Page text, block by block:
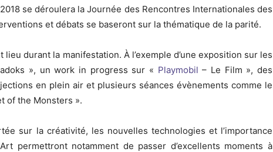
se déroulera la Journée des Rencontres Internationales des
et débats se baseront sur la thématique de la parité.
lieu durant la manifestation. À l’exemple d’une exposition sur les
», un work in progress sur « Playmobil – Le Film », des
en plein air et plusieurs séances évènements comme le
of the Monsters ».
sur la créativité, les nouvelles technologies et l’importance
permettront notamment de passer d’excellents moments à